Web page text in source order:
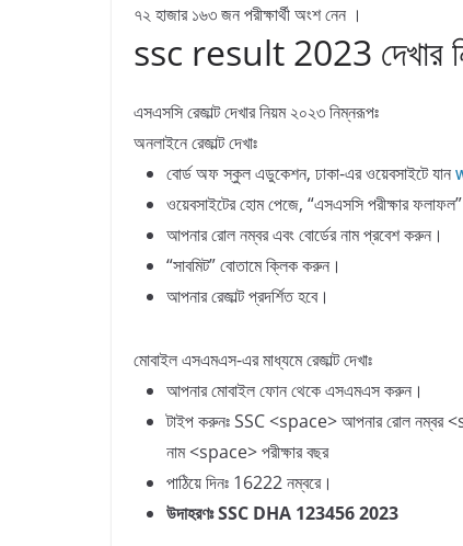
৭২ হাজার ১৬৩ জন পরীক্ষার্থী অংশ নেন ।
ssc result 2023 দেখার
এসএসসি রেজাল্ট দেখার নিয়ম ২০২৩ নিম্নরূপঃ
অনলাইনে রেজাল্ট দেখাঃ
বোর্ড অফ স্কুল এডুকেশন, ঢাকা-এর ওয়েবসাইটে যান
ওয়েবসাইটের হোম পেজে, “এসএসসি পরীক্ষার
আপনার রোল নম্বর এবং বোর্ডের নাম প্রবেশ করুন।
“সাবমিট” বোতামে ক্লিক করুন।
আপনার রেজাল্ট প্রদর্শিত হবে।
মোবাইল এসএমএস-এর মাধ্যমে রেজাল্ট দেখাঃ
আপনার মোবাইল ফোন থেকে এসএমএস করুন।
টাইপ করুনঃ SSC <space> আপনার রোল নম্বর
নাম <space> পরীক্ষার বছর
পাঠিয়ে দিনঃ 16222 নম্বরে।
উদাহরণঃ SSC DHA 123456 2023